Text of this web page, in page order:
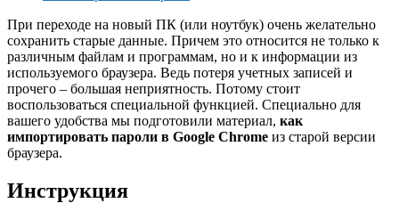
При переходе на новый ПК (или ноутбук) очень желательно
сохранить старые данные. Причем это относится не только к
различным файлам и программам, но и к информации из
используемого браузера. Ведь потеря учетных записей и
прочего – большая неприятность. Потому стоит
воспользоваться специальной функцией. Специально для
вашего удобства мы подготовили материал, как
импортировать пароли в Google Chrome из старой версии
браузера.
Инструкция